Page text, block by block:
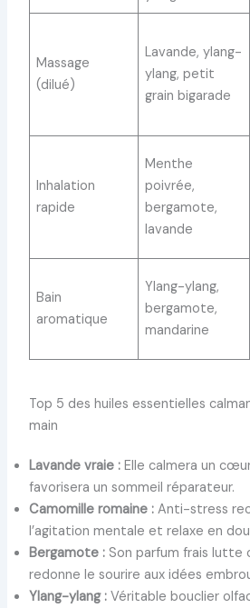
Massage
(dilué)
Lavande, ylang-
ylang, petit
grain bigarade
Inhalation
rapide
Menthe
poivrée,
bergamote,
lavande
Bain
aromatique
Ylang-ylang,
bergamote,
mandarine
Top 5 des huiles essentielles
main
Lavande vraie :Elle calmera un
favorisera un sommeil réparateur.
Camomille romaine :Anti-stress
l’agitation mentale et relaxe en
Bergamote :Son parfum frais lutte
redonne le sourire aux idées
Ylang-ylang :Véritable bouclier